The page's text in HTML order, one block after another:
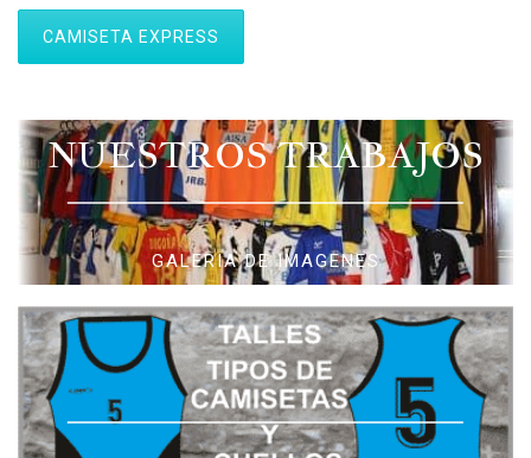
CAMISETA EXPRESS
NUESTROS TRABAJOS
GALERIA DE IMAGENES